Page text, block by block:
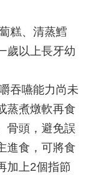
糕、清蒸鱈
歲以上長牙幼
吞嚥能力尚未
蒸煮燉軟再食
骨頭，避免誤
進食，可將食
加上2個指節